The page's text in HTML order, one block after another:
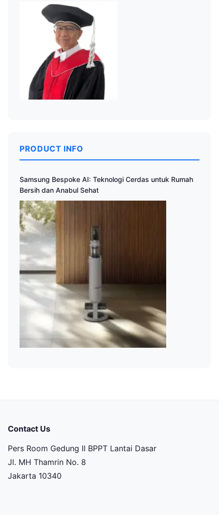
PRODUCT INFO
Samsung Bespoke AI: Teknologi Cerdas untuk Rumah
Bersih dan Anabul Sehat
Contact Us
Pers Room Gedung II BPPT Lantai Dasar
Jl. MH Thamrin No. 8
Jakarta 10340